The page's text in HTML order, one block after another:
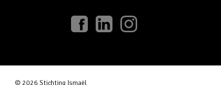
© 2026 Stichting Ismaël